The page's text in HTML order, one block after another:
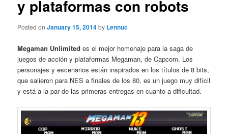
y plataformas con robots
Posted onJanuary 15, 2014by Lennuc
Megaman Unlimited es el mejor homenaje para la saga de
juegos de acción y plataformas Megaman, de Capcom. Los
personajes y escenarios están inspirados en los títulos de 8 bits,
que salieron para NES a finales de los 80, es un juego muy difícil
y está a la par de las primeras entregas en cuanto a dificultad.